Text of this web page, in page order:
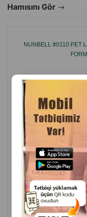
enerjili itlər üçün əla
Hamısını Gör
NUNBELL #0110 PET
( Rəylər)
Çəki